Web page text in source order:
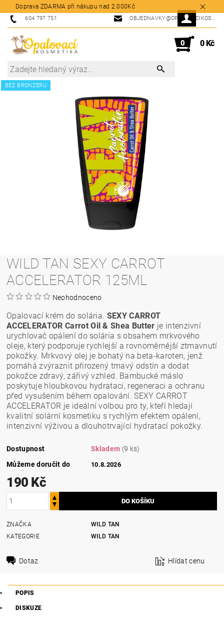
Doprava ZDARMA při nákupu nad 2.000Kč
604 797 751 OBJEDNAVKY@OPALOVACIKOSMETIKA.CZ
0 0 Kč
BEZ BRONZERU
WILD TAN SEXY CARROT
ACCELERATOR 125ML
Neohodnoceno
Opalovací krém do solária. SEXY CARROT
ACCELERATOR Carrot Oil & Shea Butter je intenzivní
urychlovač opálení do solária s obsahem mrkvového
oleje, který podporuje rychlejší a rovnoměrnější ztmavnutí
pokožky. Mrkvový olej je bohatý na beta-karoten, jenž
pomáhá zvýraznit přirozený tmavý odstín a dodat
pokožce zdravý, zářivý vzhled. Bambucké máslo
poskytuje hloubkovou hydrataci, regeneraci a ochranu
před vysušením během opalování. SEXY CARROT
ACCELERATOR je ideální volbou pro ty, kteří hledají
kvalitní solární kosmetiku s rychlým efektem opálení,
intenzivní výživou a dlouhotrvající hydratací pokožky.
Dostupnost Skladem (9 ks)
Můžeme doručit do
10.8.2026
190 Kč
ZNAČKA
WILD TAN
KATEGORIE
WILD TAN
Dotaz Hlídat cenu
POPIS
DISKUZE